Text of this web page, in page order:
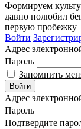
Формируем
давно полюбил
первую пробежку
Войти
Адрес
Пароль
Запомнить
Войти
Адрес
Пароль
Подтвердите